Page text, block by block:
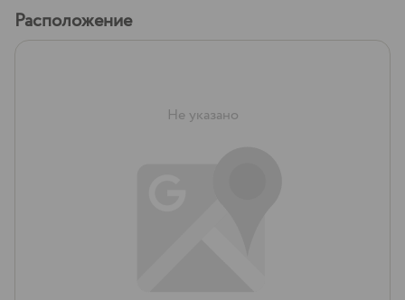
Расположение
Не указано